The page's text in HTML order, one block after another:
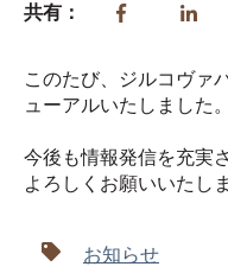
共有：
このたび、ジルコヴァ
ューアルいたしました。
今後も情報発信を充実
よろしくお願いいたしま
お知らせ